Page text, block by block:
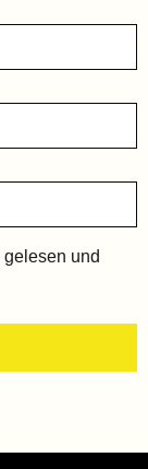
gelesen und